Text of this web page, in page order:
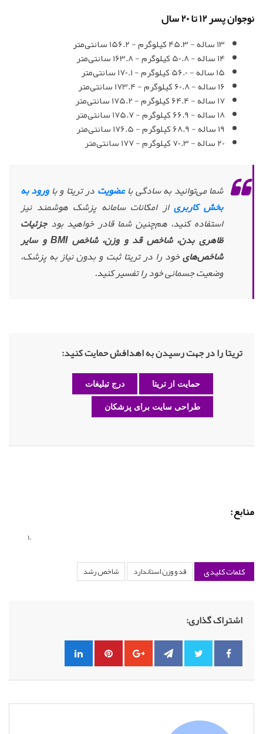
نوجوان پسر 12 تا 20 سال
13 ساله - 45.3 کیلوگرم - 156.2 سانتی‌متر
14 ساله - 50.8 کیلوگرم - 163.8 سانتی‌متر
15 ساله - 56.0 کیلوگرم - 170.1 سانتی‌متر
16 ساله - 60.8 کیلوگرم - 173.4 سانتی‌متر
17 ساله - 64.4 کیلوگرم - 175.2 سانتی‌متر
18 ساله - 66.9 کیلوگرم - 175.7 سانتی‌متر
19 ساله - 68.9 کیلوگرم - 176.5 سانتی‌متر
20 ساله - 70.3 کیلوگرم - 177 سانتی‌متر
شما می‌توانید به سادگی باعضویتدر تریتا و باورود به
بخش کاربریاز امکانات سامانه پزشک هوشمند نیز
استفاده کنید، هم‌چنین شما قادر خواهید بود جزئیات
ظاهری بدن، شاخص قد و وزن، شاخص BMI و سایر
شاخص‌هایخود را در تریتا ثبت و بدون نیاز به پزشک،
وضعیت جسمانی خود را تفسیر کنید.
تریتا را در جهت رسیدن به اهدافش حمایت کنید:
حمایت از تریتا درج تبلیغات
طراحی سایت برای پزشکان
منابع:
کلمات کلیدی قد و وزن استاندارد شاخص رشد
اشتراک گذاری: